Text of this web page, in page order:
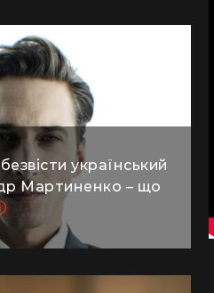
український
Мартиненко – що